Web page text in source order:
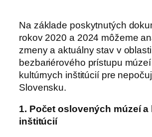
Na základe poskytnutých
rokov 2020 a 2024 môžeme
zmeny a aktuálny stav v oblasti
bezbariérového prístupu
kultúrnych inštitúcií pre
Slovensku.
1. Počet oslovených múzeí
inštitúcií